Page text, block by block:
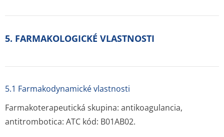
5. FARMAKOLOGICKÉ VLASTNOSTI
5.1 Farmakodynamické vlastnosti
Farmakoterapeutická skupina: antikoagulancia,
antitrombotica: ATC kód: B01AB02.